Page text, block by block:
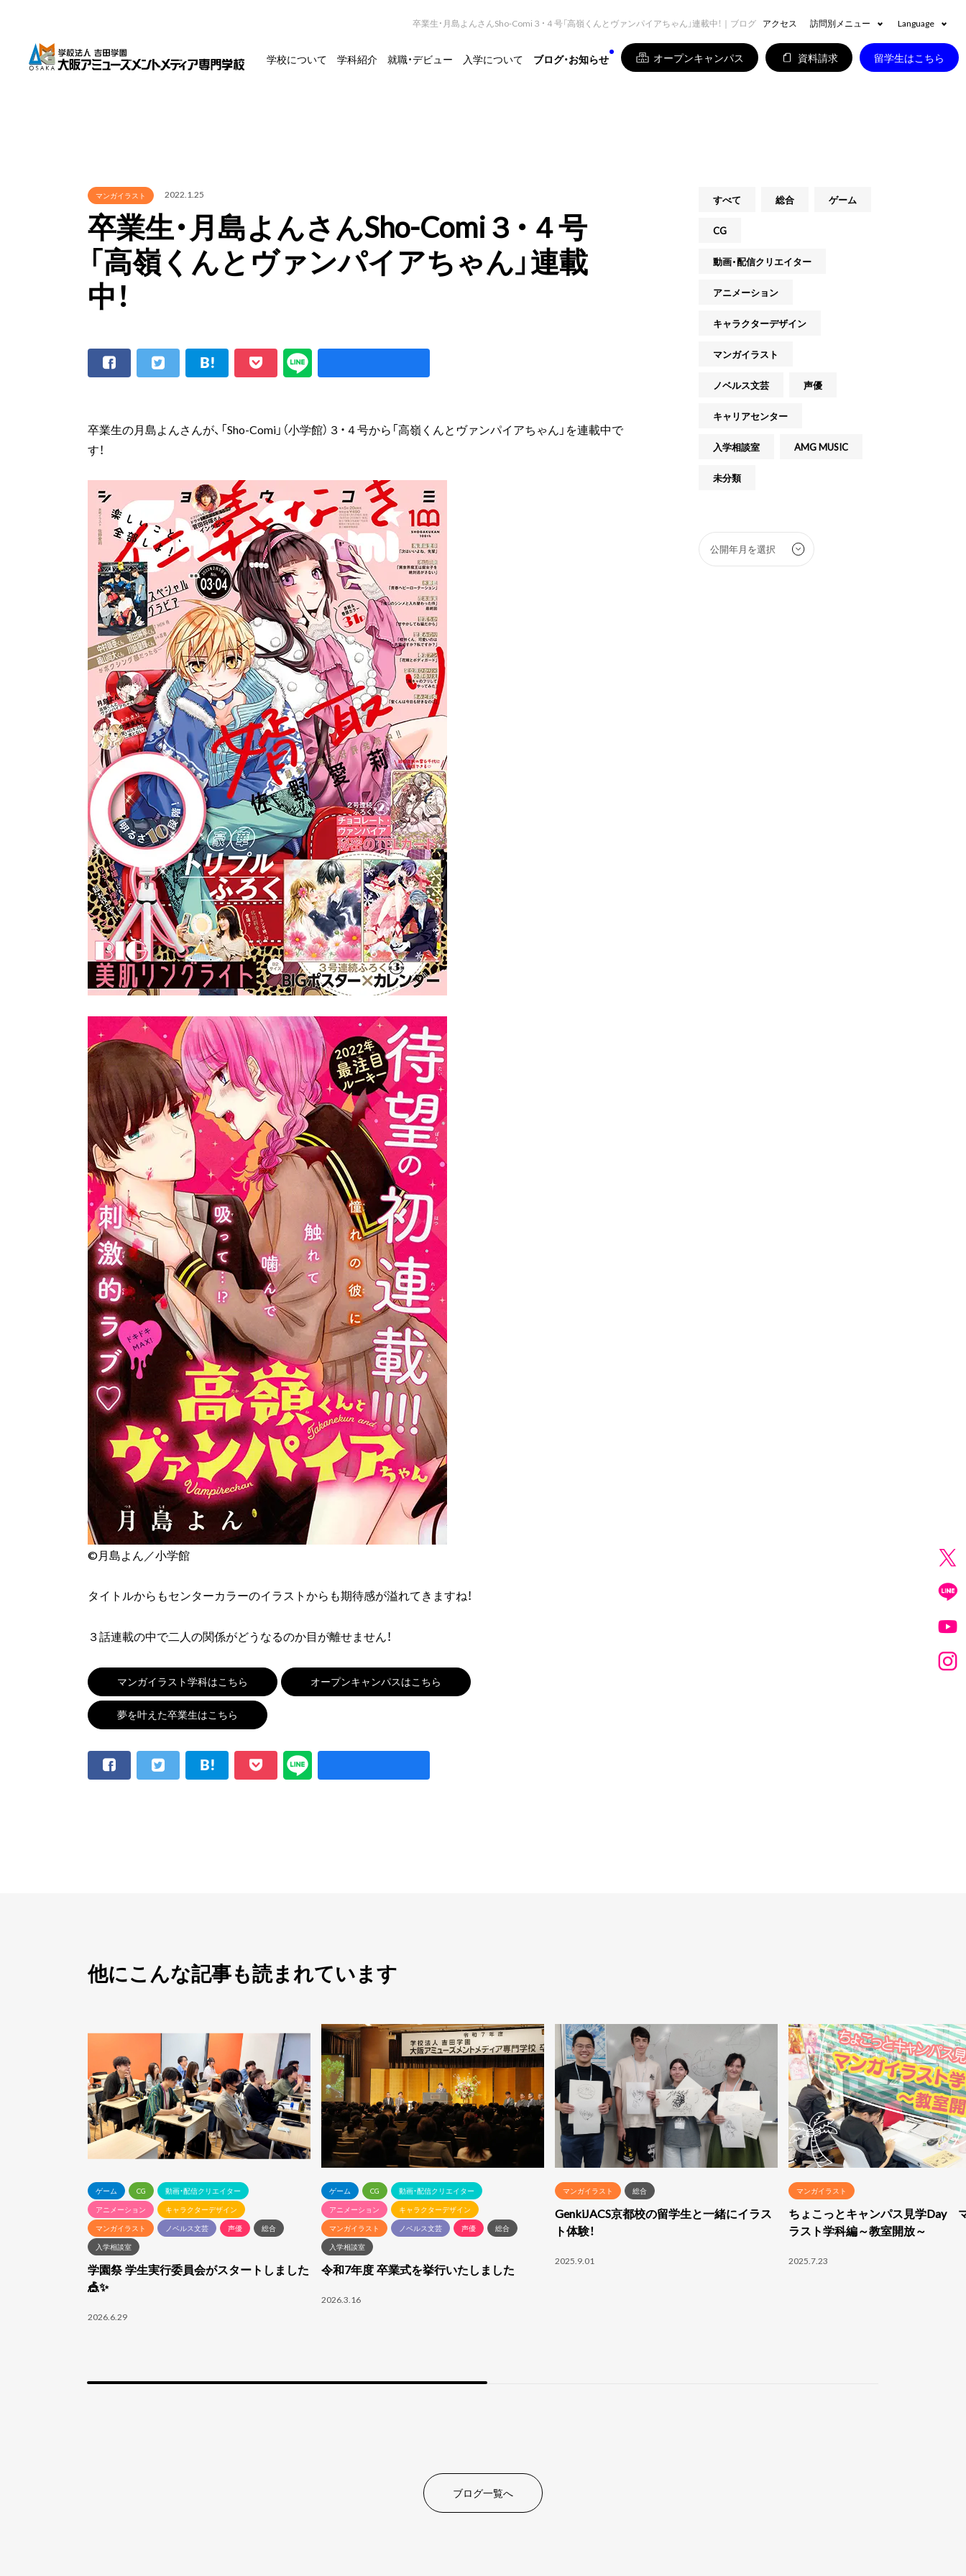
アクセス 訪問別メニュー Language
学校について 学科紹介 就職・デビュー 入学について ブログ・お知らせ オープンキャンパス 資料請求 留学生はこちら
卒業生・月島よんさんSho-Comi３・４号「高嶺くんとヴァンパイアちゃん」連載中！｜ブログ
マンガイラスト 2022.1.25
卒業生・月島よんさんSho-Comi３・４号
「高嶺くんとヴァンパイアちゃん」連載
中！
卒業生の月島よんさんが、「Sho-Comi」（小学館）３・４号から「高嶺くんとヴァンパイアちゃん」を連載中で
す！
©月島よん／小学館
タイトルからもセンターカラーのイラストからも期待感が溢れてきますね！
３話連載の中で二人の関係がどうなるのか目が離せません！
マンガイラスト学科はこちら オープンキャンパスはこちら
夢を叶えた卒業生はこちら
すべて 総合 ゲーム
CG
動画・配信クリエイター
アニメーション
キャラクターデザイン
マンガイラスト
ノベルス文芸 声優
キャリアセンター
入学相談室 AMG MUSIC
未分類
他にこんな記事も読まれています
ゲーム CG
動画・配信クリエイター
アニメーション
キャラクターデザイン
マンガイラスト
ノベルス文芸 声優
総合
入学相談室
学園祭 学生実行委員会がスタートしました
🎪✨
2026.6.29
ゲーム CG
動画・配信クリエイター
アニメーション
キャラクターデザイン
マンガイラスト
ノベルス文芸 声優
総合
入学相談室
令和7年度 卒業式を挙行いたしました
2026.3.16
マンガイラスト 総合
GenkiJACS京都校の留学生と一緒にイラス
ト体験！
2025.9.01
マンガイラスト
ちょこっとキャンパス見学Day
ラスト学科編～教室開放～
2025.7.23
ブログ一覧へ